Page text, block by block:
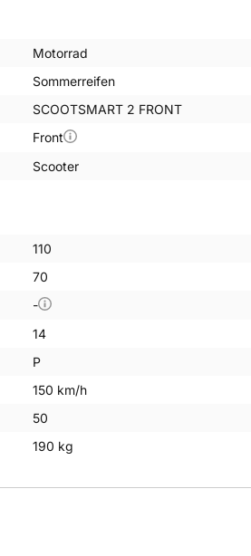
110
70
-
14
P
150 km/h
50
190 kg
Motorrad
Sommerreifen
SCOOTSMART 2 FRONT
Front
Scooter